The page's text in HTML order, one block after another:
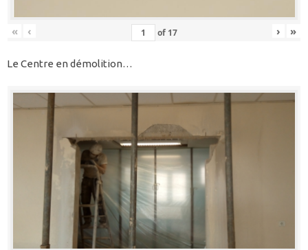
« ‹ of 17 › »
Le Centre en démolition…